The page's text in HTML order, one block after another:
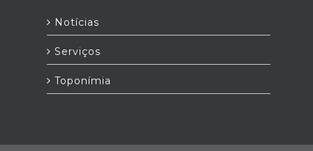
Notícias
Serviços
Toponímia